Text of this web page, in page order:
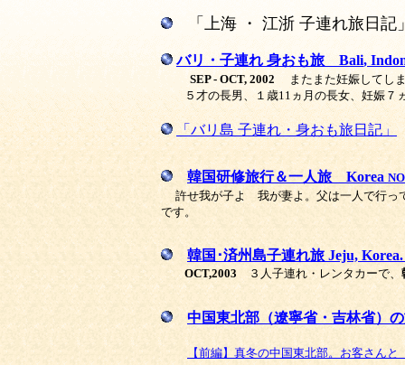
「上海 ・ 江浙 子連れ旅日記
バリ・子連れ 身おも旅 Bali,
SEP - OCT, 2002 またまた妊娠してし
５才の長男、１歳11ヵ月の長女、妊娠７
「バリ島 子連れ・身おも旅日記」
韓国研修旅行＆一人旅 Korea
許せ我が子よ 我が妻よ。父は一人で行っ
です。
韓国･済州島子連れ旅Jeju,
OCT,2003 ３人子連れ・レンタカーで、
中国東北部（遼寧省・吉林省）
【前編】真冬の中国東北部。お客さん